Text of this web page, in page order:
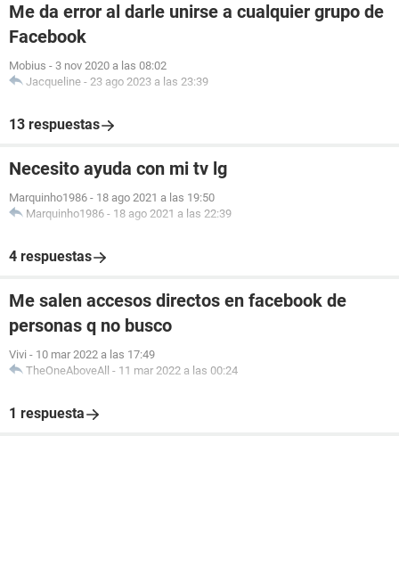
Me da error al darle unirse a cualquier grupo de
Facebook
Mobius - 3 nov 2020 a las 08:02
Jacqueline - 23 ago 2023 a las 23:39
13 respuestas
Necesito ayuda con mi tv lg
Marquinho1986 - 18 ago 2021 a las 19:50
Marquinho1986 - 18 ago 2021 a las 22:39
4 respuestas
Me salen accesos directos en facebook de
personas q no busco
Vivi - 10 mar 2022 a las 17:49
TheOneAboveAll - 11 mar 2022 a las 00:24
1 respuesta